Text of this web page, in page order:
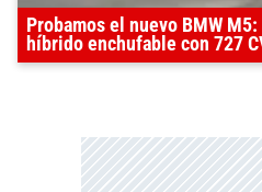
Probamos el nuevo BMW
híbrido enchufable con 727